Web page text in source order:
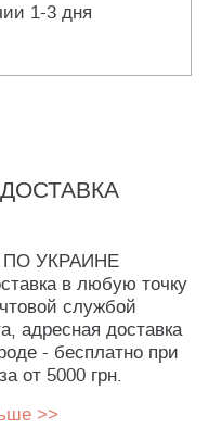
1-3 дня
ДОСТАВКА
УКРАИНЕ
в любую точку
службой
адресная доставка
- бесплатно при
от 5000 грн.
>>